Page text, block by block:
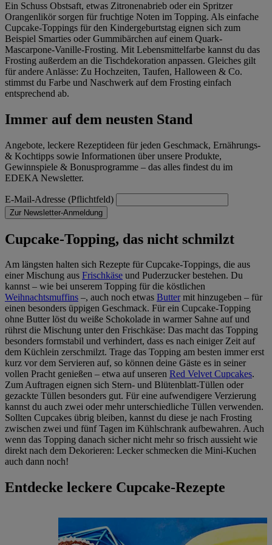
Ein Schuss Obstsaft, etwas Zitronenabrieb oder ein Spritzer
Orangenlikör sorgen für fruchtige Noten im Topping. Als einfache
Cupcake-Toppings für den Kindergeburtstag eignen sich zum
Beispiel Smarties oder Gummibärchen auf einem Quark-
Mascarpone-Vanille-Frosting. Mit Lebensmittelfarbe kannst du das
Frosting außerdem an die Tischdekoration anpassen. Gleiches gilt
für andere Anlässe: Zu Hochzeiten, Taufen, Halloween & Co.
stimmst du Farbe und Naschwerk auf dem Frosting einfach
entsprechend ab.
Immer auf dem neusten Stand
Angebote, leckere Rezeptideen für jeden Geschmack, Ernährungs-
& Kochtipps sowie Informationen über unsere Produkte,
Gewinnspiele & Bonusprogramme – das alles findest du im
EDEKA Newsletter.
E-Mail-Adresse (Pflichtfeld)
Zur Newsletter-Anmeldung
Cupcake-Topping, das nicht schmilzt
Am längsten halten sich Rezepte für Cupcake-Toppings, die aus
einer Mischung aus Frischkäse und Puderzucker bestehen. Du
kannst – wie bei unserem Topping für die köstlichen
Weihnachtsmuffins –, auch noch etwas Buttermit hinzugeben – für
einen besonders üppigen Geschmack. Für ein Cupcake-Topping
ohne Butter löst du weiße Schokolade in warmer Sahne auf und
rührst die Mischung unter den Frischkäse: Das macht das Topping
besonders formstabil und verhindert, dass es nach einiger Zeit auf
dem Küchlein zerschmilzt. Trage das Topping am besten immer erst
kurz vor dem Servieren auf, so können deine Gäste es in seiner
vollen Pracht genießen – etwa auf unseren Red Velvet Cupcakes.
Zum Auftragen eignen sich Stern- und Blütenblatt-Tüllen oder
gezackte Tüllen besonders gut. Für eine aufwendigere Verzierung
kannst du auch zwei oder mehr unterschiedliche Tüllen verwenden.
Sollten Cupcakes übrig bleiben, kannst du diese je nach Frosting
zwischen zwei und fünf Tagen im Kühlschrank aufbewahren. Auch
wenn das Topping danach sicher nicht mehr so frisch aussieht wie
direkt nach dem Dekorieren: Lecker schmecken die Mini-Kuchen
auch dann noch!
Entdecke leckere Cupcake-Rezepte
imImpressum